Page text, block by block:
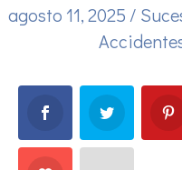
agosto 11, 2025 /